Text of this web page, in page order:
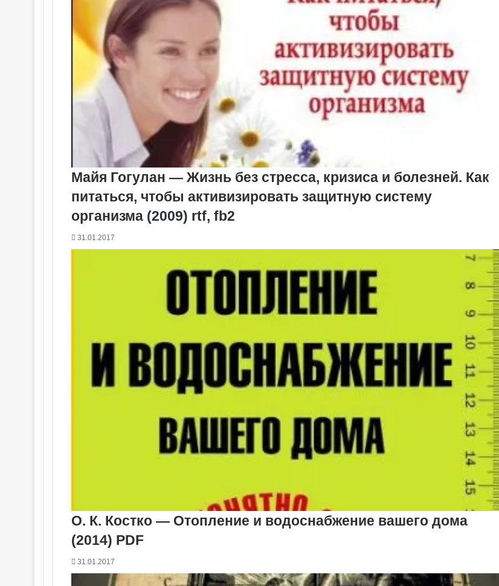
Майя Гогулан — Жизнь без стресса, кризиса и болезней. Как
питаться, чтобы активизировать защитную систему
организма (2009) rtf, fb2
31.01.2017
О. К. Костко — Отопление и водоснабжение вашего дома
(2014) PDF
31.01.2017